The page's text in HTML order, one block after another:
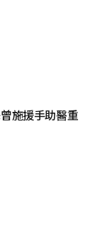
施援手助醫重